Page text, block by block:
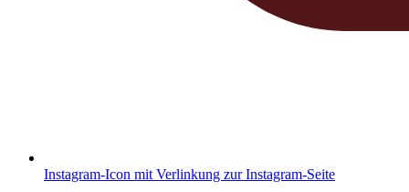
Instagram-Icon mit Verlinkung zur Instagram-Seite